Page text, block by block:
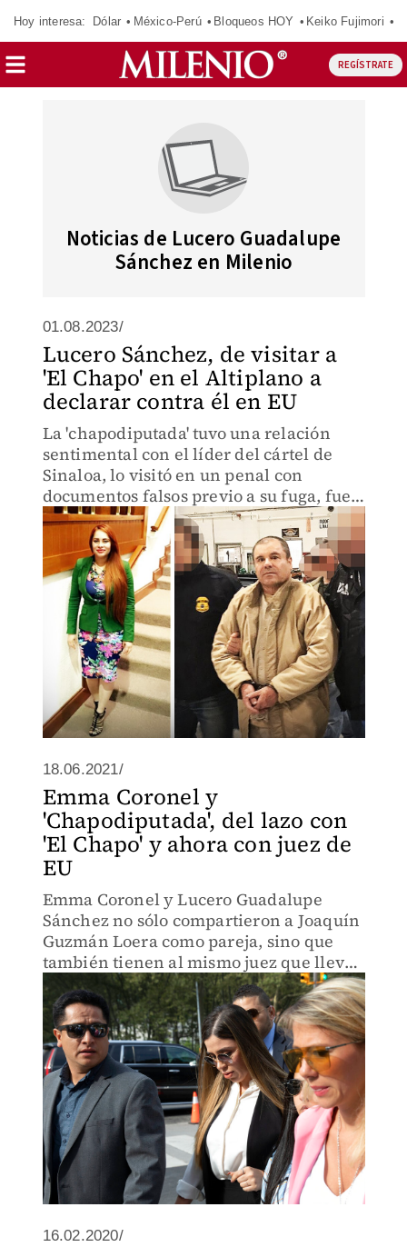
Hoy interesa: Dólar México-Perú Bloqueos HOY Keiko Fujimori
REGÍSTRATE
Noticias de Lucero Guadalupe
Sánchez en Milenio
01.08.2023/
Lucero Sánchez, de visitar a
'El Chapo' en el Altiplano a
declarar contra él en EU
La 'chapodiputada' tuvo una relación
sentimental con el líder del cártel de
Sinaloa, lo visitó en un penal con
documentos falsos previo a su fuga, fue
detenida en EU y declaró en contra de
Guzmán Loera.
18.06.2021/
Emma Coronel y
'Chapodiputada', del lazo con
'El Chapo' y ahora con juez de
EU
Emma Coronel y Lucero Guadalupe
Sánchez no sólo compartieron a Joaquín
Guzmán Loera como pareja, sino que
también tienen al mismo juez que lleva
el aso en Estados Unidos: Rudolph
Contreras.
16.02.2020/